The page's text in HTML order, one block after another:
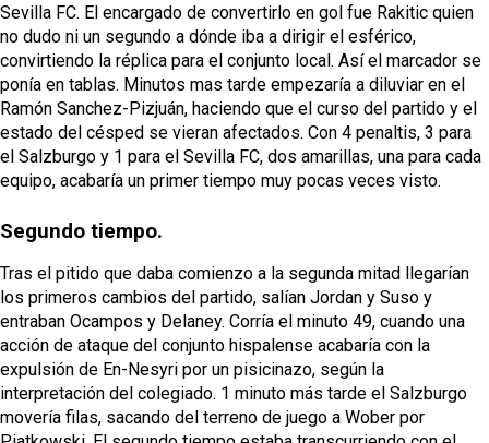
Sevilla FC. El encargado de convertirlo en gol fue Rakitic quien
no dudo ni un segundo a dónde iba a dirigir el esférico,
convirtiendo la réplica para el conjunto local. Así el marcador se
ponía en tablas. Minutos mas tarde empezaría a diluviar en el
Ramón Sanchez-Pizjuán, haciendo que el curso del partido y el
estado del césped se vieran afectados. Con 4 penaltis, 3 para
el Salzburgo y 1 para el Sevilla FC, dos amarillas, una para cada
equipo, acabaría un primer tiempo muy pocas veces visto.
Segundo tiempo.
Tras el pitido que daba comienzo a la segunda mitad llegarían
los primeros cambios del partido, salían Jordan y Suso y
entraban Ocampos y Delaney. Corría el minuto 49, cuando una
acción de ataque del conjunto hispalense acabaría con la
expulsión de En-Nesyri por un pisicinazo, según la
interpretación del colegiado. 1 minuto más tarde el Salzburgo
movería filas, sacando del terreno de juego a Wober por